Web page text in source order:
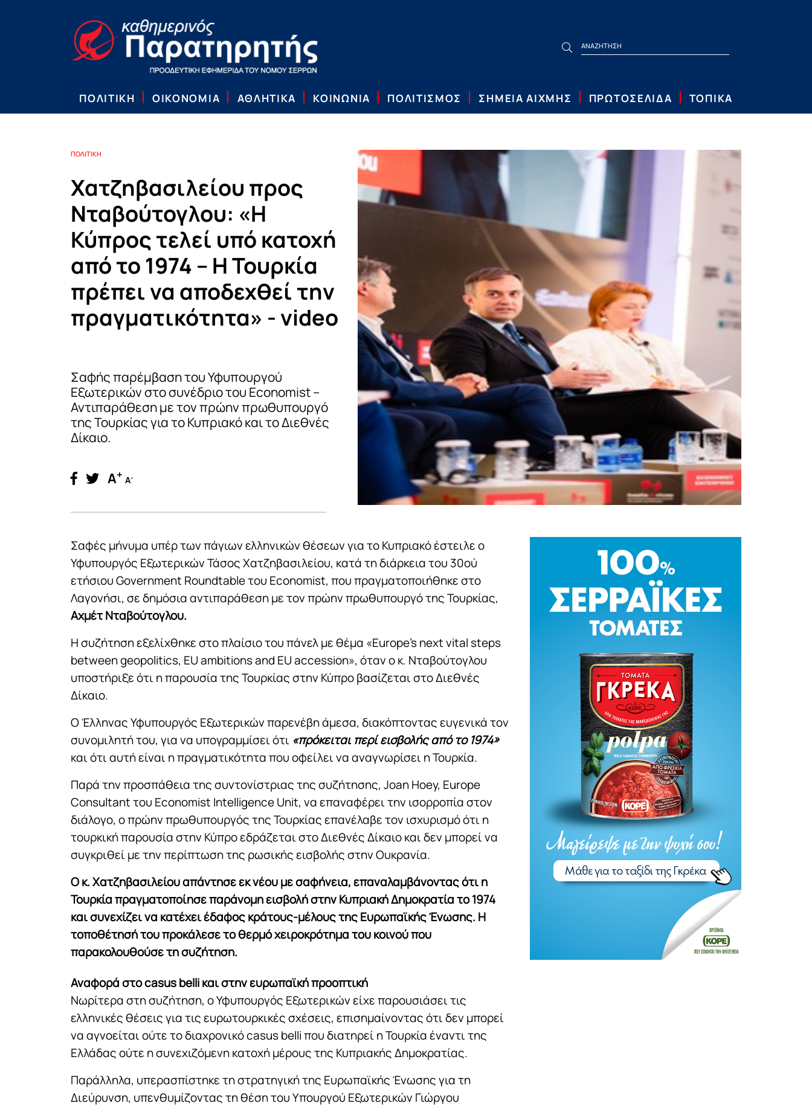
ΠΟΛΙΤΙΚΗ ΟΙΚΟΝΟΜΙΑ ΑΘΛΗΤΙΚΑ ΚΟΙΝΩΝΙΑ ΠΟΛΙΤΙΣΜΟΣ ΣΗΜΕΙΑ ΑΙΧΜΗΣ ΠΡΩΤΟΣΕΛΙΔΑ ΤΟΠΙΚΑ
ΠΟΛΙΤΙΚΗ
Χατζηβασιλείου προς
Νταβούτογλου: «Η
Κύπρος τελεί υπό κατοχή
από το 1974 – Η Τουρκία
πρέπει να αποδεχθεί την
πραγματικότητα» - video
Σαφής παρέμβαση του Υφυπουργού
Εξωτερικών στο συνέδριο του Economist –
Αντιπαράθεση με τον πρώην πρωθυπουργό
της Τουρκίας για το Κυπριακό και το Διεθνές
Δίκαιο.
A+ A-
Σαφές μήνυμα υπέρ των πάγιων ελληνικών θέσεων για το Κυπριακό έστειλε ο
Υφυπουργός Εξωτερικών Τάσος Χατζηβασιλείου, κατά τη διάρκεια του 30ού
ετήσιου Government Roundtable του Economist, που πραγματοποιήθηκε στο
Λαγονήσι, σε δημόσια αντιπαράθεση με τον πρώην πρωθυπουργό της Τουρκίας,
Αχμέτ Νταβούτογλου.
Η συζήτηση εξελίχθηκε στο πλαίσιο του πάνελ με θέμα «Europe’s next vital steps
between geopolitics, EU ambitions and EU accession», όταν ο κ. Νταβούτογλου
υποστήριξε ότι η παρουσία της Τουρκίας στην Κύπρο βασίζεται στο Διεθνές
Δίκαιο.
Ο Έλληνας Υφυπουργός Εξωτερικών παρενέβη άμεσα, διακόπτοντας ευγενικά τον
συνομιλητή του, για να υπογραμμίσει ότι «πρόκειται περί εισβολής από το 1974»
και ότι αυτή είναι η πραγματικότητα που οφείλει να αναγνωρίσει η Τουρκία.
Παρά την προσπάθεια της συντονίστριας της συζήτησης, Joan Hoey, Europe
Consultant του Economist Intelligence Unit, να επαναφέρει την ισορροπία στον
διάλογο, ο πρώην πρωθυπουργός της Τουρκίας επανέλαβε τον ισχυρισμό ότι η
τουρκική παρουσία στην Κύπρο εδράζεται στο Διεθνές Δίκαιο και δεν μπορεί να
συγκριθεί με την περίπτωση της ρωσικής εισβολής στην Ουκρανία.
Ο κ. Χατζηβασιλείου απάντησε εκ νέου με σαφήνεια, επαναλαμβάνοντας ότι η
Τουρκία πραγματοποίησε παράνομη εισβολή στην Κυπριακή Δημοκρατία το 1974
και συνεχίζει να κατέχει έδαφος κράτους-μέλους της Ευρωπαϊκής Ένωσης. Η
τοποθέτησή του προκάλεσε το θερμό χειροκρότημα του κοινού που
παρακολουθούσε τη συζήτηση.
Αναφορά στο casus belli και στην ευρωπαϊκή προοπτική
Νωρίτερα στη συζήτηση, ο Υφυπουργός Εξωτερικών είχε παρουσιάσει τις
ελληνικές θέσεις για τις ευρωτουρκικές σχέσεις, επισημαίνοντας ότι δεν μπορεί
να αγνοείται ούτε το διαχρονικό casus belli που διατηρεί η Τουρκία έναντι της
Ελλάδας ούτε η συνεχιζόμενη κατοχή μέρους της Κυπριακής Δημοκρατίας.
Παράλληλα, υπερασπίστηκε τη στρατηγική της Ευρωπαϊκής Ένωσης για τη
Διεύρυνση, υπενθυμίζοντας τη θέση του Υπουργού Εξωτερικών Γιώργου